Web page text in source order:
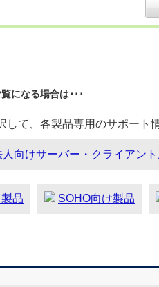
になる場合は･･･
して、各製品専用のサポート
人向けサーバー・クライアン
品 SOHO向け製品